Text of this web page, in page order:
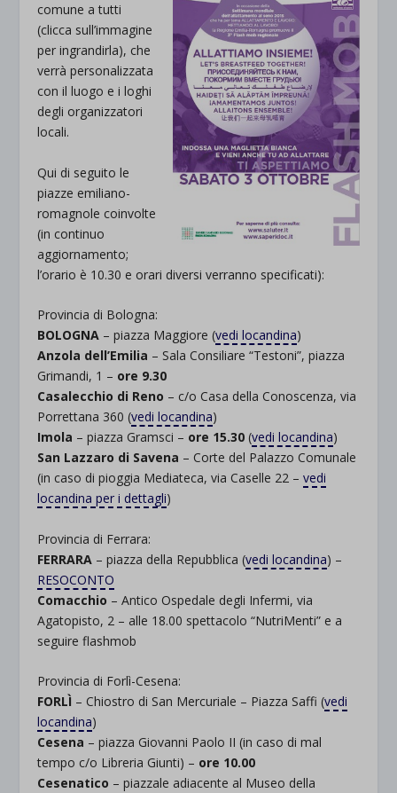
comune a tutti
(clicca sull’immagine
per ingrandirla), che
verrà personalizzata
con il luogo e i loghi
degli organizzatori
locali.
Qui di seguito le
piazze emiliano-
romagnole coinvolte
(in continuo
aggiornamento;
l’orario è 10.30 e orari diversi verranno specificati):
Provincia di Bologna:
BOLOGNA – piazza Maggiore (vedi locandina)
Anzola dell’Emilia – Sala Consiliare “Testoni”, piazza
Grimandi, 1 – ore 9.30
Casalecchio di Reno – c/o Casa della Conoscenza, via
Porrettana 360 (vedi locandina)
Imola – piazza Gramsci – ore 15.30(vedi locandina)
San Lazzaro di Savena – Corte del Palazzo Comunale
(in caso di pioggia Mediateca, via Caselle 22 –vedi
locandina per i dettagli)
Provincia di Ferrara:
FERRARA – piazza della Repubblica (vedi locandina) –
RESOCONTO
Comacchio – Antico Ospedale degli Infermi, via
Agatopisto, 2 – alle 18.00 spettacolo “NutriMenti” e a
seguire flashmob
Provincia di Forlì-Cesena:
FORLÌ – Chiostro di San Mercuriale – Piazza Saffi (vedi
locandina)
Cesena – piazza Giovanni Paolo II (in caso di mal
tempo c/o Libreria Giunti) – ore 10.00
Cesenatico – piazzale adiacente al Museo della